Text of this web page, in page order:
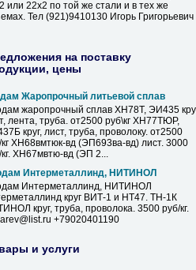
или 22х2 по той же стали и в тех же
Тел (921)9410130 Игорь Григорьевич
на поставку
цены
Жаропрочный литьевой сплав
жаропрочный сплав ХН78Т, ЭИ435
лента, труба. от2500 руб\кг ХН77ТЮР,
круг, лист, труба, проволоку. от2500
кг ХН68вмтюк-вд (ЭП693ва-вд) лист. 3000
кг. ХН67мвтю-вд (ЭП 2...
Интерметаллинд, НИТИНОЛ
Интерметаллинд, НИТИНОЛ
круг ВИТ-1 и НТ47. ТН-1К
круг, труба, проволока. 3500 руб/кг.
+79020401190
и услуги